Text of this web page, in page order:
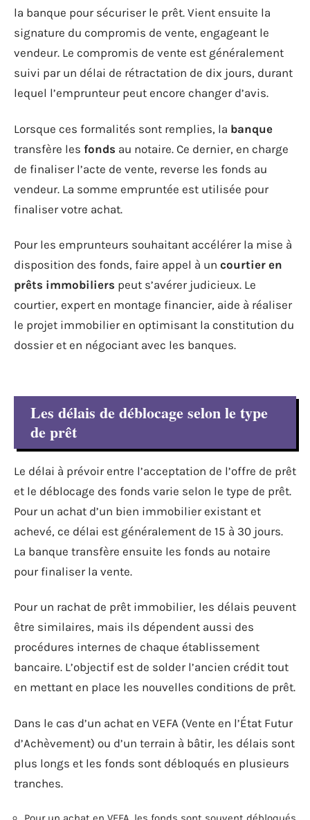
la banque pour sécuriser le prêt. Vient ensuite la
signature du compromis de vente, engageant le
vendeur. Le compromis de vente est généralement
suivi par un délai de rétractation de dix jours, durant
lequel l’emprunteur peut encore changer d’avis.
Lorsque ces formalités sont remplies, la banque
transfère les fonds au notaire. Ce dernier, en charge
de finaliser l’acte de vente, reverse les fonds au
vendeur. La somme empruntée est utilisée pour
finaliser votre achat.
Pour les emprunteurs souhaitant accélérer la mise à
disposition des fonds, faire appel à un courtier en
prêts immobiliers peut s’avérer judicieux. Le
courtier, expert en montage financier, aide à réaliser
le projet immobilier en optimisant la constitution du
dossier et en négociant avec les banques.
Les délais de déblocage selon le type
de prêt
Le délai à prévoir entre l’acceptation de l’offre de prêt
et le déblocage des fonds varie selon le type de prêt.
Pour un achat d’un bien immobilier existant et
achevé, ce délai est généralement de 15 à 30 jours.
La banque transfère ensuite les fonds au notaire
pour finaliser la vente.
Pour un rachat de prêt immobilier, les délais peuvent
être similaires, mais ils dépendent aussi des
procédures internes de chaque établissement
bancaire. L’objectif est de solder l’ancien crédit tout
en mettant en place les nouvelles conditions de prêt.
Dans le cas d’un achat en VEFA (Vente en l’État Futur
d’Achèvement) ou d’un terrain à bâtir, les délais sont
plus longs et les fonds sont débloqués en plusieurs
tranches.